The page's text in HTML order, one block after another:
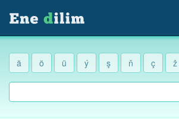
ä ö ü ý ş ň ç ž